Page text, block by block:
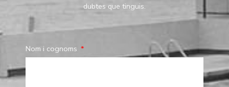
dubtes que tinguis.
Nom i cognoms